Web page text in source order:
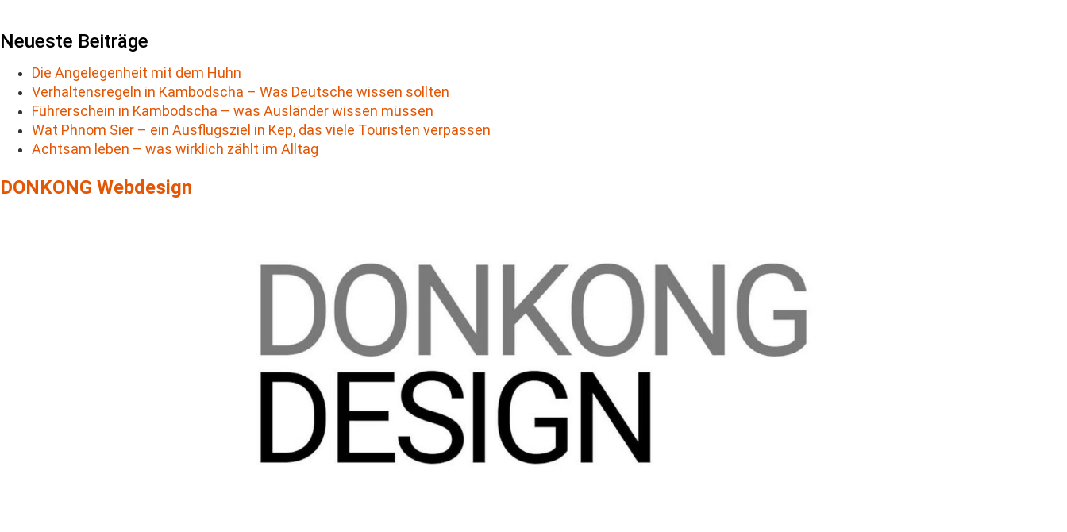
Neueste Beiträge
Die Angelegenheit mit dem Huhn
Verhaltensregeln in Kambodscha – Was Deutsche wissen sollten
Führerschein in Kambodscha – was Ausländer wissen müssen
Wat Phnom Sier – ein Ausflugsziel in Kep, das viele Touristen verpassen
Achtsam leben – was wirklich zählt im Alltag
DONKONG Webdesign